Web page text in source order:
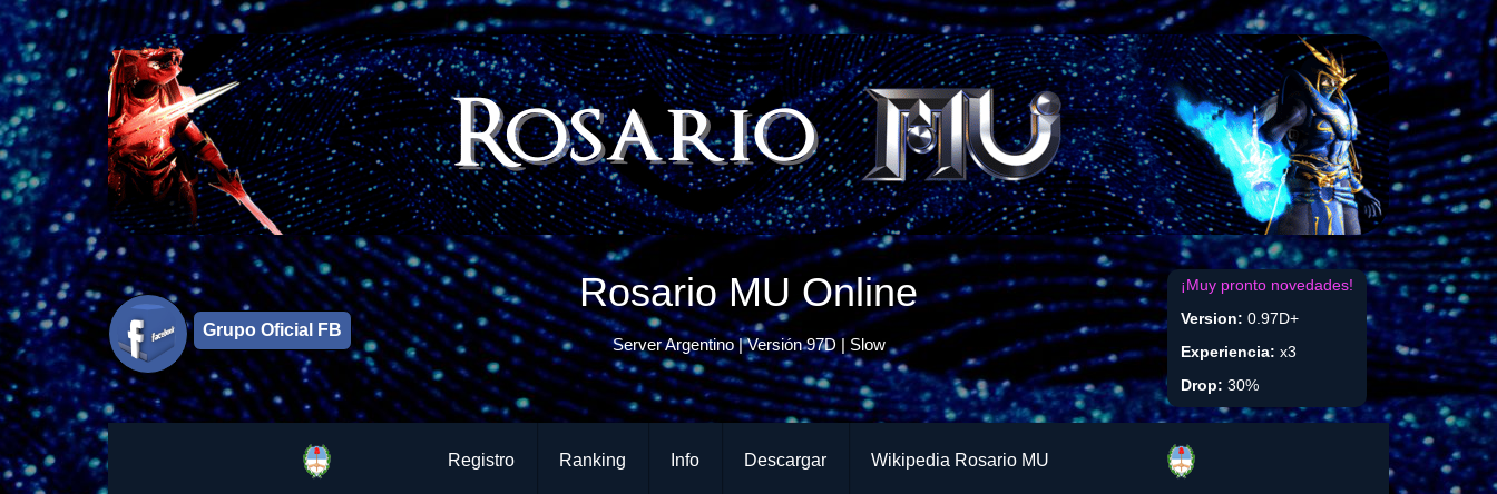
Rosario MU Online
Server Argentino | Versión 97D | Slow
Grupo Oficial FB
¡Muy pronto novedades!
Version: 0.97D+
Experiencia: x3
Drop: 30%
Registro Ranking Info Descargar Wikipedia Rosario MU